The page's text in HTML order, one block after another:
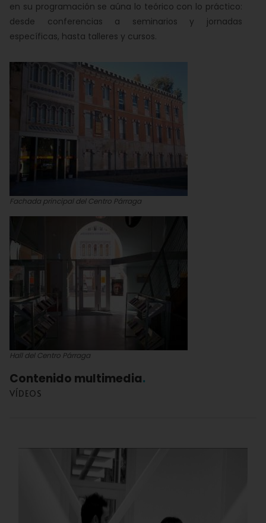
en su programación se aúna lo teórico con lo práctico:
desde conferencias a seminarios y jornadas
específicas, hasta talleres y cursos.
Fachada principal del Centro Párraga
Hall del Centro Párraga
Contenido multimedia
VÍDEOS